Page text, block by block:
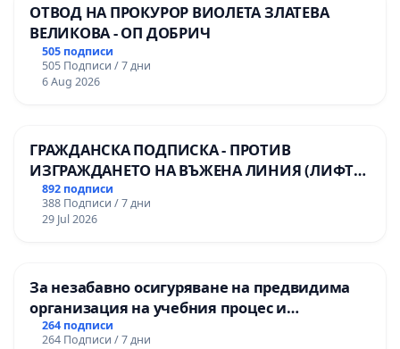
ОТВОД НА ПРОКУРОР ВИОЛЕТА ЗЛАТЕВА
ВЕЛИКОВА - ОП ДОБРИЧ
505 подписи
505 Подписи / 7 дни
6 Aug 2026
ГРАЖДАНСКА ПОДПИСКА - ПРОТИВ
ИЗГРАЖДАНЕТО НА ВЪЖЕНА ЛИНИЯ (ЛИФТ)
НА ТЕРИТОРИЯТА НА ПРИРОДНА
ЗАБЕЛЕЖИТЕЛНОСТ „ХЪЛМ НА
ОСВОБОДИТЕЛИТЕ“ (БУНАРДЖИК)
892 подписи
388 Подписи / 7 дни
29 Jul 2026
За незабавно осигуряване на предвидима
организация на учебния процес и
гарантиране на правото на равнопоставено
264 подписи
264 Подписи / 7 дни